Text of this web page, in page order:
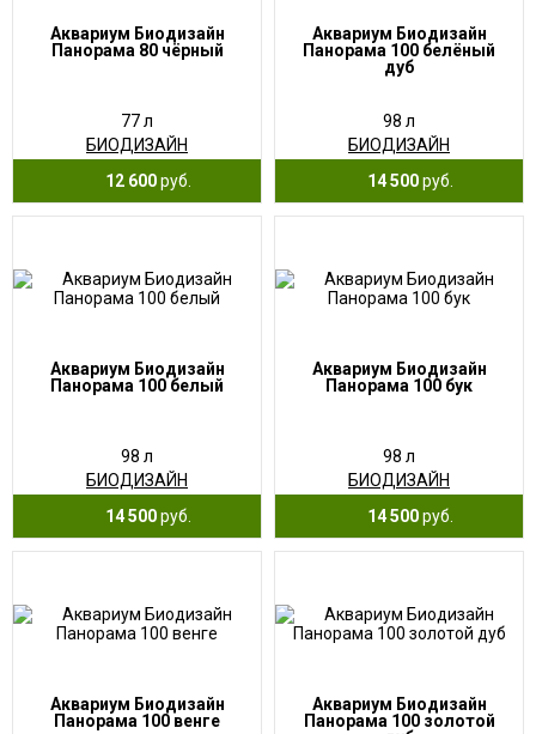
Аквариум Биодизайн
Панорама 80 чёрный
77 л
БИОДИЗАЙН
12 600руб.
Аквариум Биодизайн
Панорама 100 белёный
дуб
98 л
БИОДИЗАЙН
14 500руб.
Аквариум Биодизайн
Панорама 100 белый
98 л
БИОДИЗАЙН
14 500руб.
Аквариум Биодизайн
Панорама 100 бук
98 л
БИОДИЗАЙН
14 500руб.
Аквариум Биодизайн
Панорама 100 венге
Аквариум Биодизайн
Панорама 100 золотой